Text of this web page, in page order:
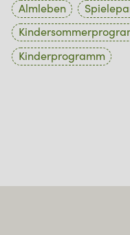
Almleben
Kinderprogramm